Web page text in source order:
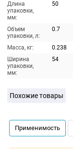
Длина
упаковки,
мм:
50
Объем
упаковки, л:
0.7
Масса, кг:
0.238
Ширина
упаковки,
мм:
54
Похожие товары
Применимость